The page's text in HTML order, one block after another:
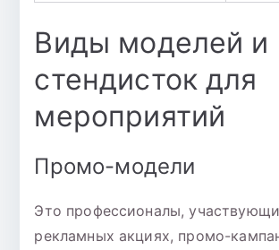
Виды моделей и
стендисток для
мероприятий
Промо-модели
Это профессионалы,
рекламных акциях, промо-